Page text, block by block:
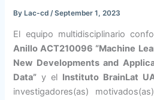
ByLac-cd /September 1, 2023
El equipo multidisciplinario
Anillo ACT210096 “Machine
New Developments and
Data” y el Instituto BrainLat
investigadores(as)